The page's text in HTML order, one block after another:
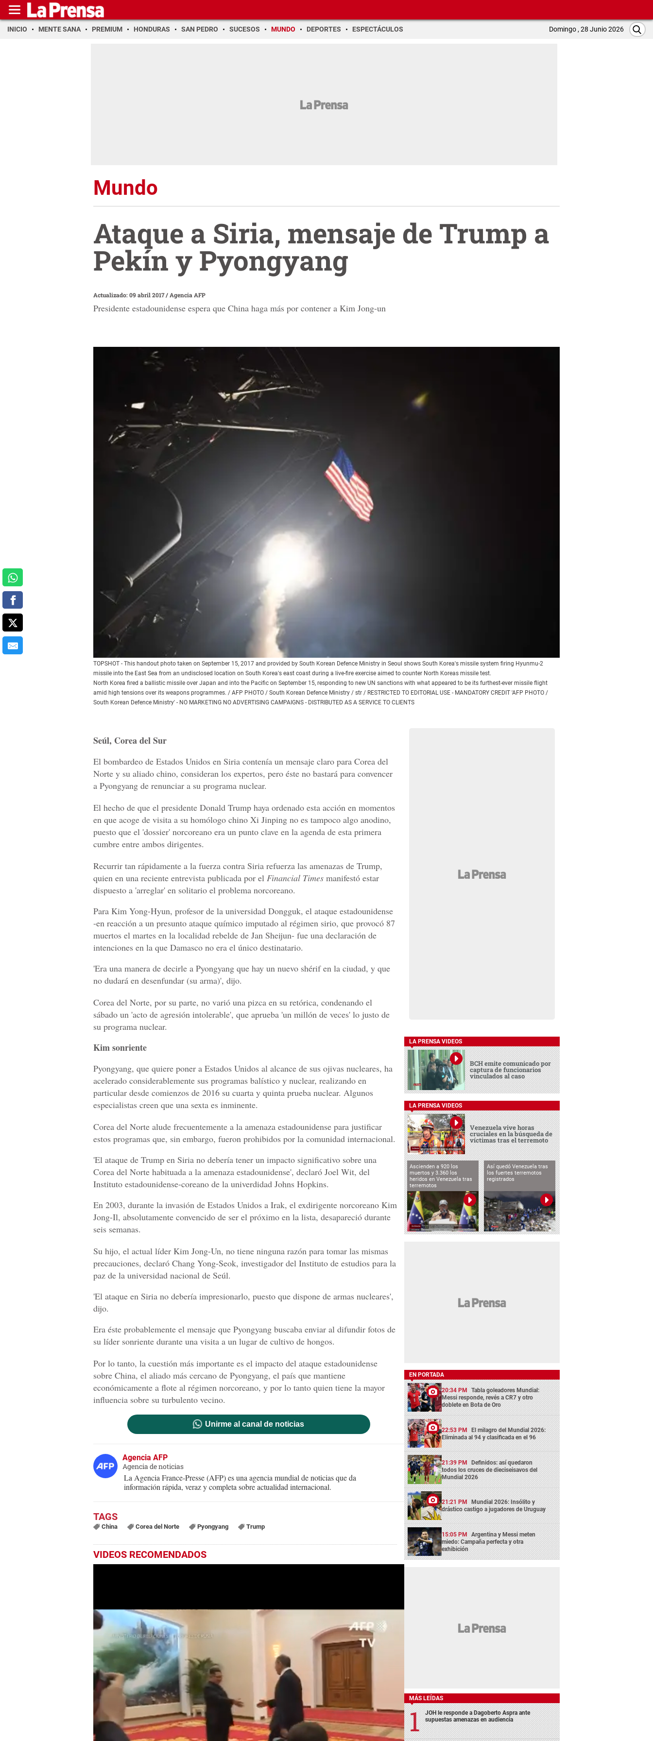
INICIO MENTE SANA PREMIUM HONDURAS SAN PEDRO SUCESOS MUNDO DEPORTES ESPECTÁCULOS Domingo , 28 Junio 2026
Mundo
Ataque a Siria, mensaje de Trump a
Pekín y Pyongyang
Actualizado: 09 abril 2017/ Agencia AFP
Presidente estadounidense espera que China haga más por contener a Kim Jong-un
TOPSHOT - This handout photo taken on September 15, 2017 and provided by South Korean Defence Ministry in Seoul shows South Korea's missile system firing Hyunmu-2
missile into the East Sea from an undisclosed location on South Korea's east coast during a live-fire exercise aimed to counter North Koreas missile test.
North Korea fired a ballistic missile over Japan and into the Pacific on September 15, responding to new UN sanctions with what appeared to be its furthest-ever missile flight
amid high tensions over its weapons programmes. / AFP PHOTO / South Korean Defence Ministry / str / RESTRICTED TO EDITORIAL USE - MANDATORY CREDIT 'AFP PHOTO /
South Korean Defence Ministry' - NO MARKETING NO ADVERTISING CAMPAIGNS - DISTRIBUTED AS A SERVICE TO CLIENTS
Seúl, Corea del Sur
El bombardeo de Estados Unidos en Siria contenía un mensaje claro para Corea del
Norte y su aliado chino, consideran los expertos, pero éste no bastará para convencer
a Pyongyang de renunciar a su programa nuclear.
El hecho de que el presidente Donald Trump haya ordenado esta acción en momentos
en que acoge de visita a su homólogo chino Xi Jinping no es tampoco algo anodino,
puesto que el 'dossier' norcoreano era un punto clave en la agenda de esta primera
cumbre entre ambos dirigentes.
Recurrir tan rápidamente a la fuerza contra Siria refuerza las amenazas de Trump,
quien en una reciente entrevista publicada por el Financial Times manifestó estar
dispuesto a 'arreglar' en solitario el problema norcoreano.
Para Kim Yong-Hyun, profesor de la universidad Dongguk, el ataque estadounidense
-en reacción a un presunto ataque químico imputado al régimen sirio, que provocó 87
muertos el martes en la localidad rebelde de Jan Sheijun- fue una declaración de
intenciones en la que Damasco no era el único destinatario.
'Era una manera de decirle a Pyongyang que hay un nuevo shérif en la ciudad, y que
no dudará en desenfundar (su arma)', dijo.
Corea del Norte, por su parte, no varió una pizca en su retórica, condenando el
sábado un 'acto de agresión intolerable', que aprueba 'un millón de veces' lo justo de
su programa nuclear.
Kim sonriente
Pyongyang, que quiere poner a Estados Unidos al alcance de sus ojivas nucleares, ha
acelerado considerablemente sus programas balístico y nuclear, realizando en
particular desde comienzos de 2016 su cuarta y quinta prueba nuclear. Algunos
especialistas creen que una sexta es inminente.
Corea del Norte alude frecuentemente a la amenaza estadounidense para justificar
estos programas que, sin embargo, fueron prohibidos por la comunidad internacional.
'El ataque de Trump en Siria no debería tener un impacto significativo sobre una
Corea del Norte habituada a la amenaza estadounidense', declaró Joel Wit, del
Instituto estadounidense-coreano de la univerdidad Johns Hopkins.
En 2003, durante la invasión de Estados Unidos a Irak, el exdirigente norcoreano Kim
Jong-Il, absolutamente convencido de ser el próximo en la lista, desapareció durante
seis semanas.
Su hijo, el actual líder Kim Jong-Un, no tiene ninguna razón para tomar las mismas
precauciones, declaró Chang Yong-Seok, investigador del Instituto de estudios para la
paz de la universidad nacional de Seúl.
'El ataque en Siria no debería impresionarlo, puesto que dispone de armas nucleares',
dijo.
Era éste probablemente el mensaje que Pyongyang buscaba enviar al difundir fotos de
su líder sonriente durante una visita a un lugar de cultivo de hongos.
Por lo tanto, la cuestión más importante es el impacto del ataque estadounidense
sobre China, el aliado más cercano de Pyongyang, el país que mantiene
económicamente a flote al régimen norcoreano, y por lo tanto quien tiene la mayor
influencia sobre su turbulento vecino.
Unirme al canal de noticias
Agencia AFP
Agencia de noticias
La Agencia France-Presse (AFP) es una agencia mundial de noticias que da
información rápida, veraz y completa sobre actualidad internacional.
China Corea del Norte Pyongyang Trump
VIDEOS RECOMENDADOS
LA PRENSA VIDEOS
BCH emite comunicado por
captura de funcionarios
vinculados al caso
LA PRENSA VIDEOS
Venezuela vive horas
cruciales en la búsqueda de
víctimas tras el terremoto
Ascienden a 920 los
muertos y 3.360 los
heridos en Venezuela tras
terremotos
Así quedó Venezuela tras
los fuertes terremotos
registrados
EN PORTADA
20:34 PM Tabla goleadores Mundial:
Messi responde, revés a CR7 y otro
doblete en Bota de Oro
22:53 PM El milagro del Mundial 2026:
Eliminada al 94 y clasificada en el 96
21:39 PM Definidos: así quedaron
todos los cruces de dieciseisavos del
Mundial 2026
21:21 PM Mundial 2026: Insólito y
drástico castigo a jugadores de Uruguay
15:05 PM Argentina y Messi meten
miedo: Campaña perfecta y otra
exhibición
MÁS LEÍDAS
JOH le responde a Dagoberto Aspra ante
supuestas amenazas en audiencia